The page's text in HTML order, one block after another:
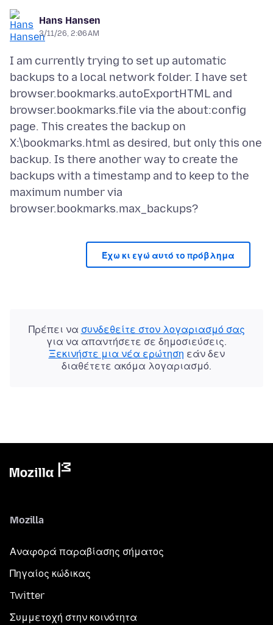
Hans Hansen
3/11/26, 2:06 AM
I am currently trying to set up automatic
backups to a local network folder. I have set
browser.bookmarks.autoExportHTML and
browser.bookmarks.file via the about:config
page. This creates the backup on
X:\bookmarks.html as desired, but only this one
backup. Is there another way to create the
backups with a timestamp and to keep to the
maximum number via
Έχω κι εγώ αυτό το πρόβλημα
Πρέπει να συνδεθείτε στον λογαριασμό σας
για να απαντήσετε σε δημοσιεύσεις.
Ξεκινήστε μια νέα ερώτηση εάν δεν
διαθέτετε ακόμα λογαριασμό.
Mozilla
Αναφορά παραβίασης σήματος
Πηγαίος κώδικας
Twitter
Συμμετοχή στην κοινότητα